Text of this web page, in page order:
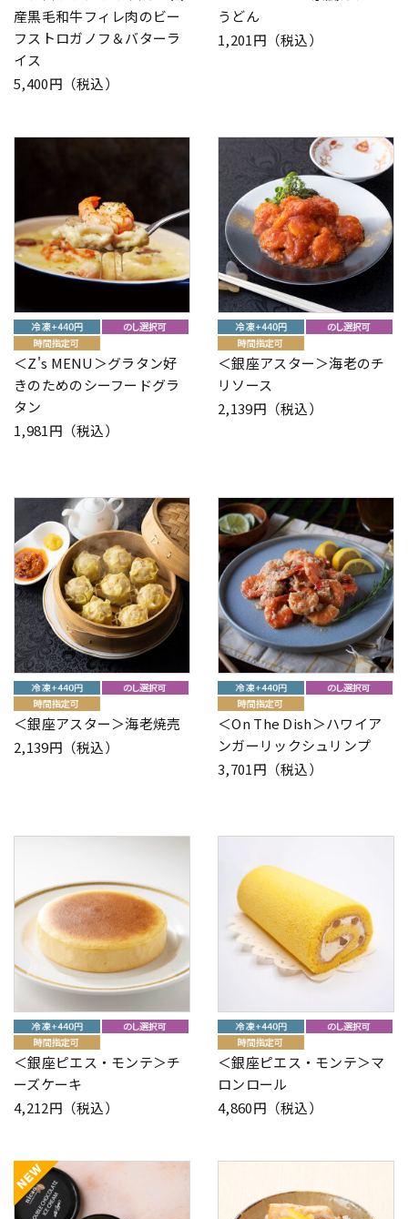
産黒毛和牛フィレ肉のビー
フストロガノフ＆バターラ
イス
5,400円（税込）
うどん
1,201円（税込）
＜Z's MENU＞グラタン好
きのためのシーフードグラ
タン
1,981円（税込）
＜銀座アスター＞海老のチ
リソース
2,139円（税込）
＜銀座アスター＞海老焼売
2,139円（税込）
＜On The Dish＞ハワイア
ンガーリックシュリンプ
3,701円（税込）
＜銀座ピエス・モンテ＞チ
ーズケーキ
4,212円（税込）
＜銀座ピエス・モンテ＞マ
ロンロール
4,860円（税込）